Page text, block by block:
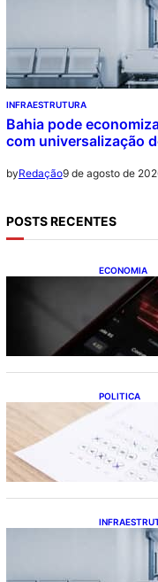
INFRAESTRUTURA
Bahia pode
com universalização
byRedação9 de agosto de
POSTS RECENTES
ECONOMIA
bilhões
POLITICA
mesmo
Bahia
na